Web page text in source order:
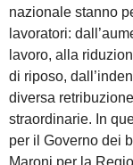
nazionale stanno
lavoratori:
lavoro, alla
di riposo,
diversa
straordinarie. In
per il Governo dei